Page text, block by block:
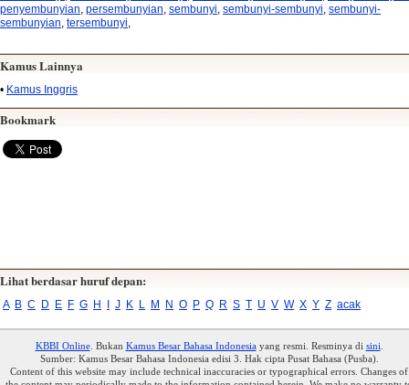
penyembunyian persembunyian sembunyi sembunyi-sembunyi sembunyi-
sembunyian tersembunyi
Kamus Lainnya
• Kamus Inggris
Bookmark
Lihat berdasar huruf depan:
A B C D E F G H J K L M N O P Q R S T U V W X Y Z acak
KBBI Online. Bukan Kamus Besar Bahasa Indonesiayang resmi. Resminya di sini
Sumber: Kamus Besar Bahasa Indonesia edisi 3. Hak cipta Pusat Bahasa (Pusba).
Content of this website may include technical inaccuracies or typographical errors. Changes of